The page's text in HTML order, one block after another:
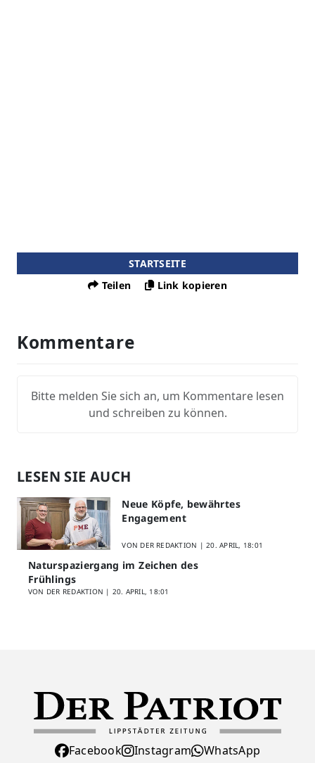
STARTSEITE
Teilen
Link kopieren
Kommentare
Bitte melden Sie sich an, um Kommentare lesen
und schreiben zu können.
LESEN SIE AUCH
Neue Köpfe, bewährtes
Engagement
VON DER REDAKTION |20. APRIL, 18:01
Naturspaziergang im Zeichen des
Frühlings
VON DER REDAKTION | 20. APRIL, 18:01
Facebook Instagram WhatsApp